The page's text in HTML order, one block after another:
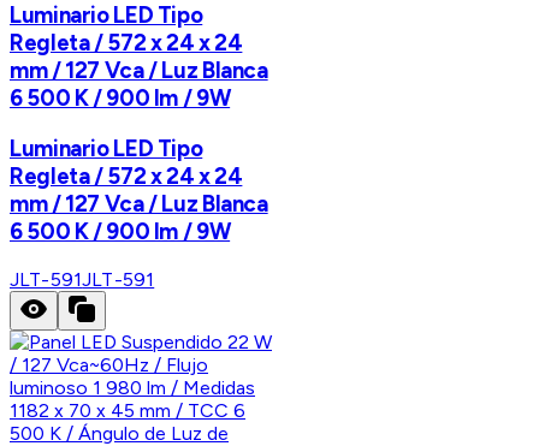
Luminario LED Tipo
Regleta / 572 x 24 x 24
mm / 127 Vca / Luz Blanca
6 500 K / 900 lm / 9W
Luminario LED Tipo
Regleta / 572 x 24 x 24
mm / 127 Vca / Luz Blanca
6 500 K / 900 lm / 9W
JLT-591JLT-591